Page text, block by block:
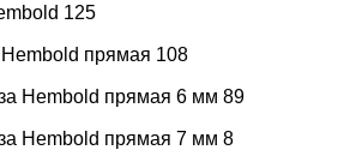
125
Hembold прямая 108
Hembold прямая 6 мм 89
Hembold прямая 7 мм 8